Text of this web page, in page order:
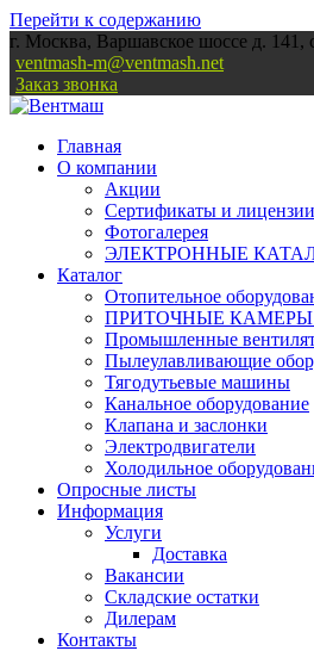
Перейти к содержанию
г. Москва, Варшавское шоссе д. 141,
ventmash-m@ventmash.net
Заказ звонка
Главная
О компании
Акции
Сертификаты и лицензии
Фотогалерея
ЭЛЕКТРОННЫЕ
Каталог
Отопительное
ПРИТОЧНЫЕ КАМЕРЫ
Промышленные
Пылеулавливающие
Тягодутьевые машины
Канальное оборудование
Клапана и заслонки
Электродвигатели
Холодильное
Опросные листы
Информация
Услуги
Доставка
Вакансии
Складские остатки
Дилерам
Контакты